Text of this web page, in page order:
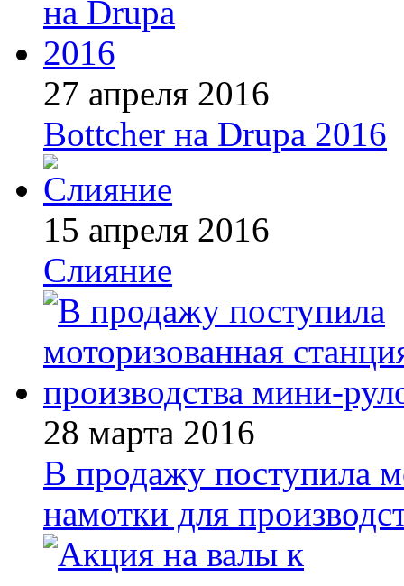
27 апреля 2016
Bottcher на Drupa 2016
15 апреля 2016
Слияние
28 марта 2016
В продажу поступила
намотки для